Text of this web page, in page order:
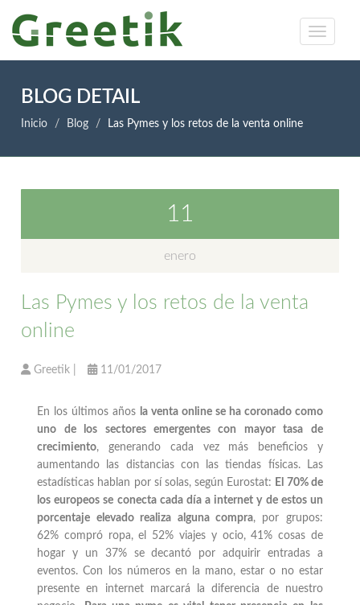
BLOG DETAIL
Inicio Blog Las Pymes y los retos de la venta online
11
enero
Las Pymes y los retos de la venta
online
Greetik 11/01/2017
En los últimos años la venta online se ha coronado como
uno de los sectores emergentes con mayor tasa de
crecimiento, generando cada vez más beneficios y
aumentando las distancias con las tiendas físicas. Las
estadísticas hablan por sí solas, según Eurostat: El 70% de
los europeos se conecta cada día a internet y de estos un
porcentaje elevado realiza alguna compra, por grupos:
62% compró ropa, el 52% viajes y ocio, 41% cosas de
hogar y un 37% se decantó por adquirir entradas a
eventos. Con los números en la mano, estar o no estar
presente en internet marcará la diferencia de nuestro